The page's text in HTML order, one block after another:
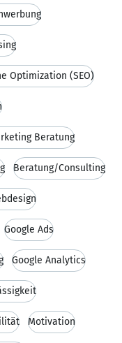
Optimization (SEO)
Beratung
Beratung/Consulting
Google Ads
Google Analytics
Motivation